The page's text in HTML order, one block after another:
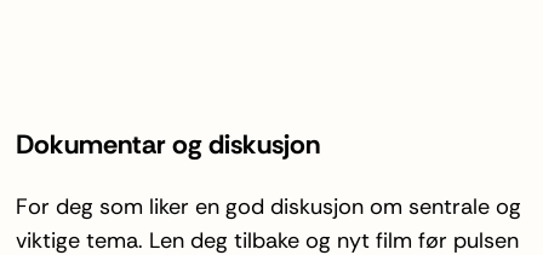
Dokumentar og diskusjon
For deg som liker en god diskusjon om sentrale og
viktige tema. Len deg tilbake og nyt film før pulsen